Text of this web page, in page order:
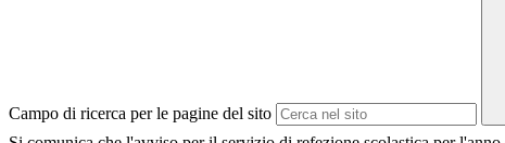
Campo di ricerca per le pagine del sito